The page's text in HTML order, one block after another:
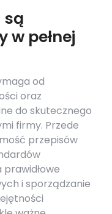
są
w pełnej
od
oraz
do skutecznego
firmy. Przede
przepisów
i sporządzanie